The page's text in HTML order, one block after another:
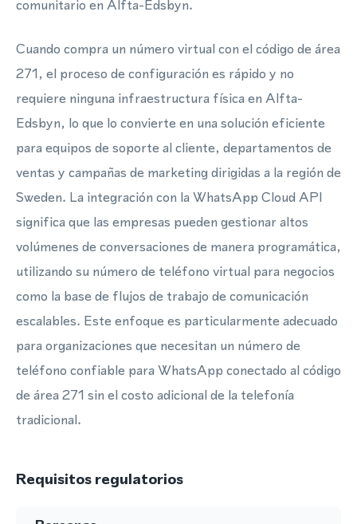
comunitario en Alfta-Edsbyn.
Cuando compra un número virtual con el código de área
271, el proceso de configuración es rápido y no
requiere ninguna infraestructura física en Alfta-
Edsbyn, lo que lo convierte en una solución eficiente
para equipos de soporte al cliente, departamentos de
ventas y campañas de marketing dirigidas a la región de
Sweden. La integración con la WhatsApp Cloud API
significa que las empresas pueden gestionar altos
volúmenes de conversaciones de manera programática,
utilizando su número de teléfono virtual para negocios
como la base de flujos de trabajo de comunicación
escalables. Este enfoque es particularmente adecuado
para organizaciones que necesitan un número de
teléfono confiable para WhatsApp conectado al código
de área 271 sin el costo adicional de la telefonía
tradicional.
Requisitos regulatorios